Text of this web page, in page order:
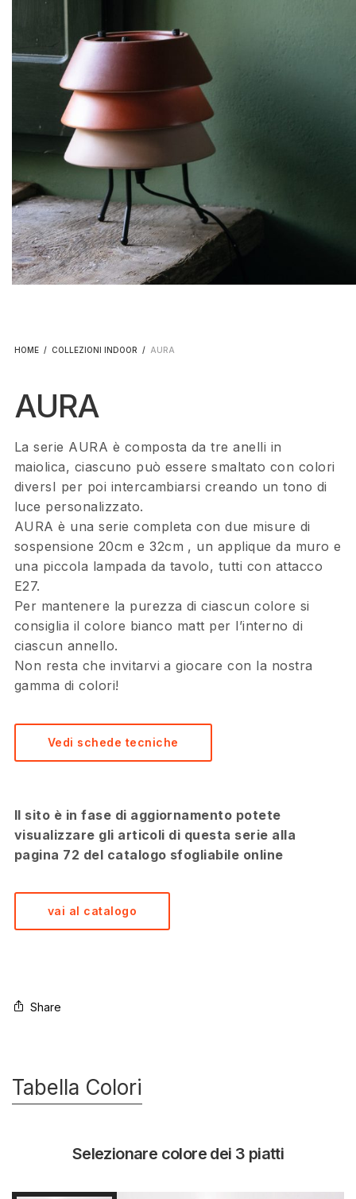
HOME / COLLEZIONI INDOOR / AURA
AURA
La serie AURA è composta da tre anelli in
maiolica, ciascuno può essere smaltato con colori
diversI per poi intercambiarsi creando un tono di
luce personalizzato.
AURA è una serie completa con due misure di
sospensione 20cm e 32cm , un applique da muro e
una piccola lampada da tavolo, tutti con attacco
E27.
Per mantenere la purezza di ciascun colore si
consiglia il colore bianco matt per l’interno di
ciascun annello.
Non resta che invitarvi a giocare con la nostra
gamma di colori!
Vedi schede tecniche
Il sito è in fase di aggiornamento potete
visualizzare gli articoli di questa serie alla
pagina 72 del catalogo sfogliabile online
vai al catalogo
Share
Tabella Colori
Selezionare colore dei 3 piatti